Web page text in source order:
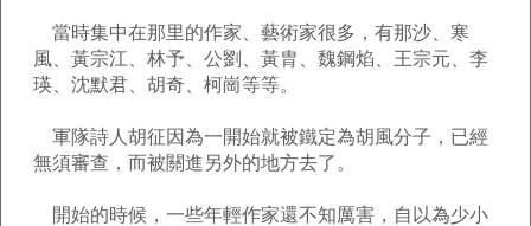
當時集中在那里的作家、藝術家很多，有那沙、寒
風、黃宗江、林予、公劉、黃胄、魏鋼焰、王宗元、李
瑛、沈默君、胡奇、柯崗等等。
軍隊詩人胡征因為一開始就被鐵定為胡風分子，已經
無須審查，而被關進另外的地方去了。
開始的時候，一些年輕作家還不知厲害，自以為少小